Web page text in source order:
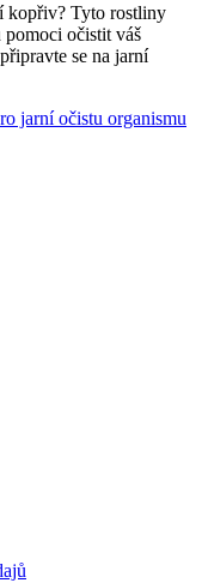
kopřiv? Tyto rostliny
očistit váš
se na jarní
jarní očistu organismu